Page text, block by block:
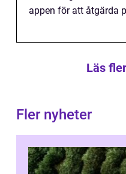
appen för att åtgärda
Läs
Fler nyheter